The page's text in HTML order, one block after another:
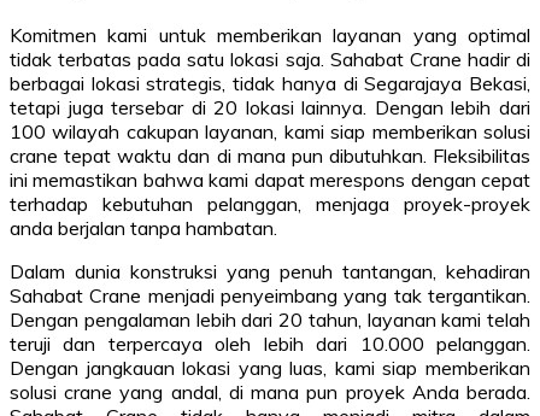
Komitmen kami untuk memberikan layanan yang optimal
tidak terbatas pada satu lokasi saja. Sahabat Crane hadir di
berbagai lokasi strategis, tidak hanya di Segarajaya Bekasi,
tetapi juga tersebar di 20 lokasi lainnya. Dengan lebih dari
100 wilayah cakupan layanan, kami siap memberikan solusi
crane tepat waktu dan di mana pun dibutuhkan. Fleksibilitas
ini memastikan bahwa kami dapat merespons dengan cepat
terhadap kebutuhan pelanggan, menjaga proyek-proyek
anda berjalan tanpa hambatan.
Dalam dunia konstruksi yang penuh tantangan, kehadiran
Sahabat Crane menjadi penyeimbang yang tak tergantikan.
Dengan pengalaman lebih dari 20 tahun, layanan kami telah
teruji dan terpercaya oleh lebih dari 10.000 pelanggan.
Dengan jangkauan lokasi yang luas, kami siap memberikan
solusi crane yang andal, di mana pun proyek Anda berada.